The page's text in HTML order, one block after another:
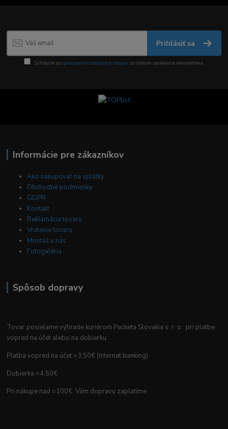
Prihlásiť sa
Súhlasím sospracovaním osobných údajov za účelom zasielania newslettera.
Informácie pre zákazníkov
Ako nakupovať na splátky
Obchodné podmienky
GDPR
Kontakt
Reklamácia tovaru
Vrátenie tovaru
Montáž u nás
Fotogaléria
Spôsob dopravy
Tovar posielame výhrade kuriérom Packeta Slovakia s. r. o. pri platbe
vopred na účet alebo na dobierku.
Platba vopred na účet =3,50€ (Internet banking)
Dobierka =4,50€
Pri nákupe nad =100€ Vám dopravu zaplatíme